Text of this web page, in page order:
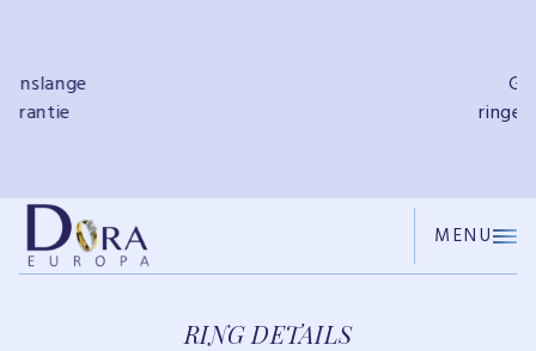
ringendoosje
MENU
RING DETAILS